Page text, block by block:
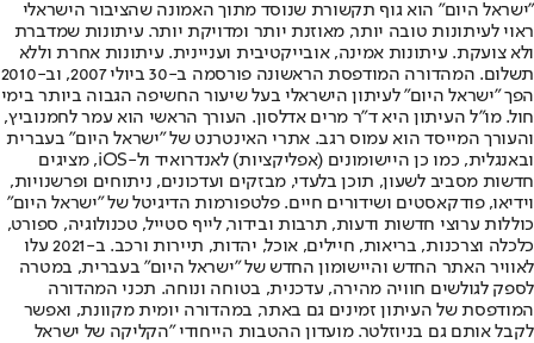
"ישראל היום" הוא גוף תקשורת שנוסד מתוך האמונה שהציבור הישראלי
ראוי לעיתונות טובה יותר, מאוזנת יותר ומדויקת יותר. עיתונות שמדברת
ולא צועקת. עיתונות אמינה, אובייקטיבית ועניינית. עיתונות אחרת וללא
תשלום. המהדורה המודפסת הראשונה פורסמה ב-30 ביולי 2007, וב-2010
הפך "ישראל היום" לעיתון הישראלי בעל שיעור החשיפה הגבוה ביותר בימי
חול. מו"ל העיתון היא ד"ר מרים אדלסון. העורך הראשי הוא עמר לחמנוביץ,
והעורך המייסד הוא עמוס רגב. אתרי האינטרנט של "ישראל היום" בעברית
ובאנגלית, כמו כן היישומונים (אפליקציות) לאנדרואיד ול-iOS, מציגים
חדשות מסביב לשעון, תוכן בלעדי, מבזקים ועדכונים, ניתוחים ופרשנויות,
וידיאו, פודקאסטים ושידורים חיים. פלטפורמות הדיגיטל של "ישראל היום"
כוללות ערוצי חדשות ודעות, תרבות ובידור, לייף סטייל, טכנולוגיה, ספורט,
כלכלה וצרכנות, בריאות, חיילים, אוכל, יהדות, תיירות ורכב. ב-2021 עלו
לאוויר האתר החדש והיישומון החדש של "ישראל היום" בעברית, במטרה
לספק לגולשים חוויה מהירה, עדכנית, בטוחה ונוחה. תכני המהדורה
המודפסת של העיתון זמינים גם באתר, במהדורה יומית מקוונת, ואפשר
לקבל אותם גם בניוזלטר. מועדון ההטבות הייחודי "הקליקה של ישראל